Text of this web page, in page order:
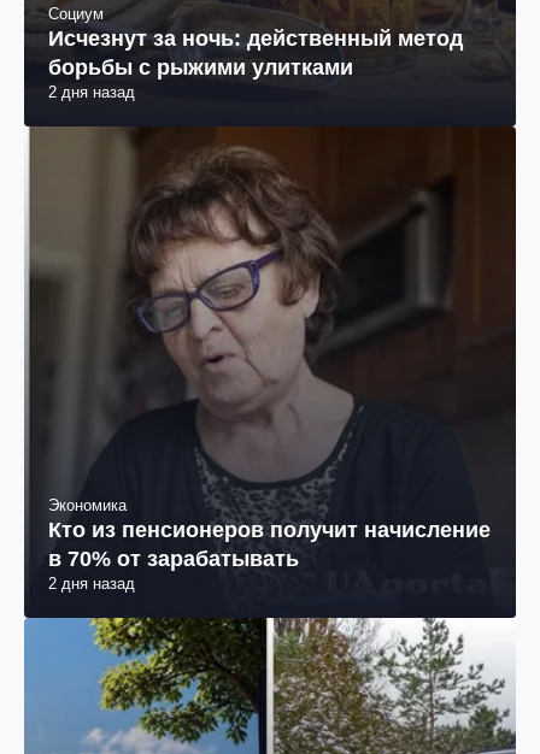
Социум
Исчезнут за ночь: действенный метод
борьбы с рыжими улитками
2 дня назад
Экономика
Кто из пенсионеров получит начисление
в 70% от зарабатывать
2 дня назад